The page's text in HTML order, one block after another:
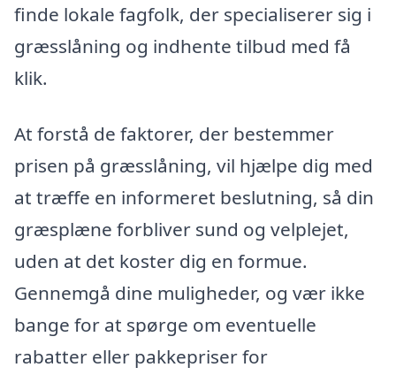
finde lokale fagfolk, der specialiserer sig i
græsslåning og indhente tilbud med få
klik.
At forstå de faktorer, der bestemmer
prisen på græsslåning, vil hjælpe dig med
at træffe en informeret beslutning, så din
græsplæne forbliver sund og velplejet,
uden at det koster dig en formue.
Gennemgå dine muligheder, og vær ikke
bange for at spørge om eventuelle
rabatter eller pakkepriser for